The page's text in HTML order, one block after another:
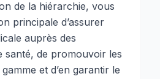
de la hiérarchie, vous
principale d’assurer
auprès des
santé, de promouvoir les
et d’en garantir le